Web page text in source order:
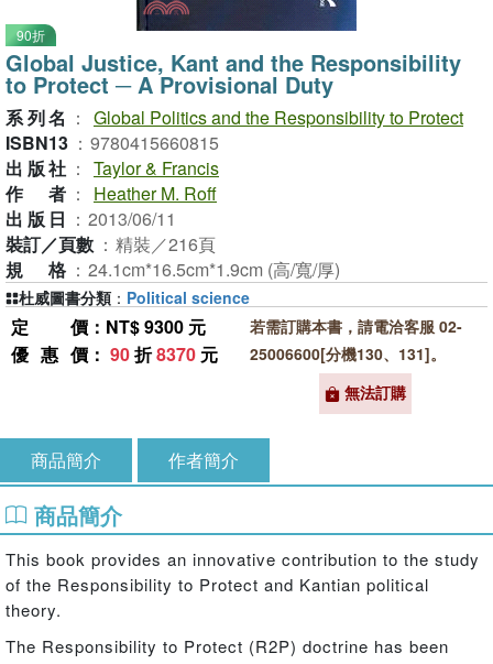
90折
Global Justice, Kant and the Responsibility
to Protect ─ A Provisional Duty
系列名 ： Global Politics and the Responsibility to Protect
ISBN13 ： 9780415660815
出版社 ： Taylor & Francis
作者 ：
Heather M. Roff
出版日 ： 2013/06/11
裝訂／頁數 ： 精裝／216頁
規格 ： 24.1cm*16.5cm*1.9cm (高/寬/厚)
定價 ：NT$ 9300 元
優惠價 ： 90折8370 元
若需訂購本書，請電洽客服 02-
25006600[分機130、131]。
無法訂購
杜威圖書分類 ： Political science
商品簡介 作者簡介
商品簡介
This book provides an innovative contribution to the study
of the Responsibility to Protect and Kantian political
theory.
The Responsibility to Protect (R2P) doctrine has been